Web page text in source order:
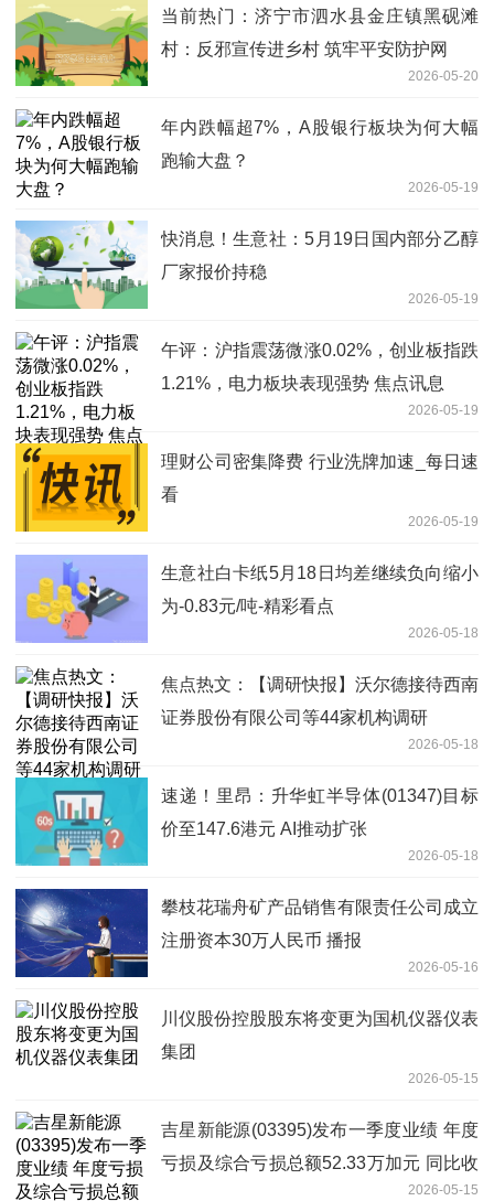
当前热门：济宁市泗水县金庄镇黑砚滩
村：反邪宣传进乡村 筑牢平安防护网
2026-05-20
年内跌幅超7%，A股银行板块为何大幅
跑输大盘？
2026-05-19
快消息！生意社：5月19日国内部分乙醇
厂家报价持稳
2026-05-19
午评：沪指震荡微涨0.02%，创业板指跌
1.21%，电力板块表现强势 焦点讯息
2026-05-19
理财公司密集降费 行业洗牌加速_每日速
看
2026-05-19
生意社白卡纸5月18日均差继续负向缩小
为-0.83元/吨-精彩看点
2026-05-18
焦点热文：【调研快报】沃尔德接待西南
证券股份有限公司等44家机构调研
2026-05-18
速递！里昂：升华虹半导体(01347)目标
价至147.6港元 AI推动扩张
2026-05-18
攀枝花瑞舟矿产品销售有限责任公司成立
注册资本30万人民币 播报
2026-05-16
川仪股份控股股东将变更为国机仪器仪表
集团
2026-05-15
吉星新能源(03395)发布一季度业绩 年度
亏损及综合亏损总额52.33万加元 同比收
2026-05-15